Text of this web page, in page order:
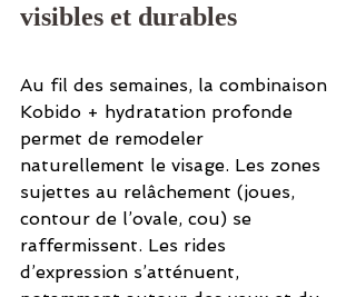
visibles et durables
Au fil des semaines, la combinaison
Kobido + hydratation profonde
permet de remodeler
naturellement le visage. Les zones
sujettes au relâchement (joues,
contour de l’ovale, cou) se
raffermissent. Les rides
d’expression s’atténuent,